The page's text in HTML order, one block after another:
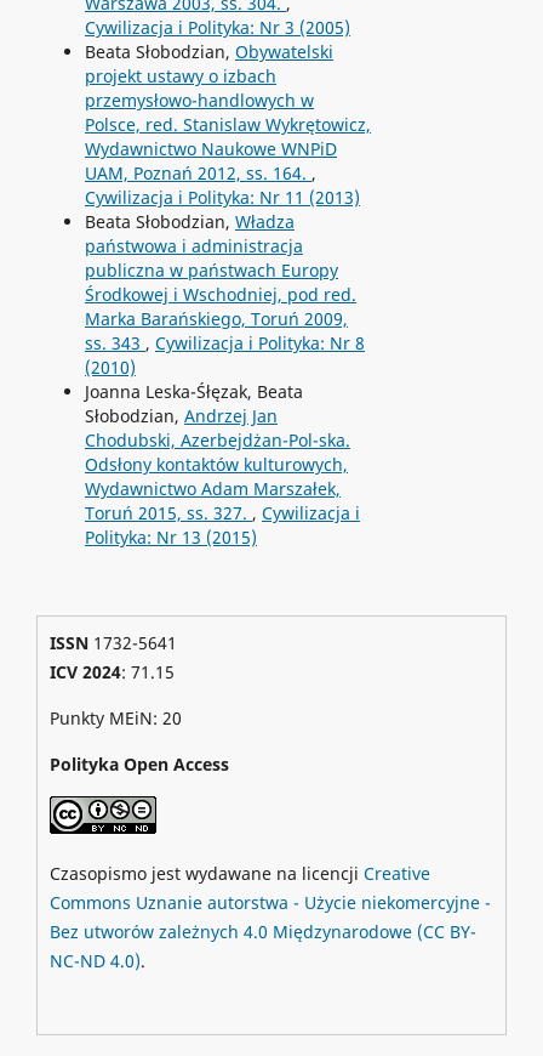
Cywilizacja i Polityka: Nr 3 (2005)
Beata Słobodzian, Obywatelski
projekt ustawy o izbach
przemysłowo-handlowych w
Polsce, red. Stanislaw Wykrętowicz,
Wydawnictwo Naukowe WNPiD
UAM, Poznań 2012, ss. 164. ,
Cywilizacja i Polityka: Nr 11 (2013)
Beata Słobodzian, Władza
państwowa i administracja
publiczna w państwach Europy
Środkowej i Wschodniej, pod red.
Marka Barańskiego, Toruń 2009,
ss. 343 , Cywilizacja i Polityka: Nr 8
(2010)
Joanna Leska-Śłęzak, Beata
Słobodzian, Andrzej Jan
Chodubski, Azerbejdżan-Pol-ska.
Odsłony kontaktów kulturowych,
Wydawnictwo Adam Marszałek,
Toruń 2015, ss. 327. , Cywilizacja i
Polityka: Nr 13 (2015)
ISSN1732-5641
ICV 2024: 71.15
Punkty MEiN: 20
Polityka Open Access
Czasopismo jest wydawane na licencji Creative
Commons Uznanie autorstwa - Użycie niekomercyjne -
Bez utworów zależnych 4.0 Międzynarodowe (CC BY-
NC-ND 4.0).